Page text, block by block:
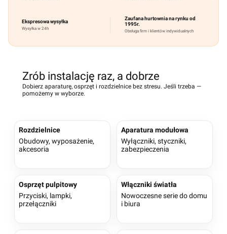
Ekspresowa wysyłka
Wysyłka w 24h
Zaufana hurtownia na rynku od
1995r.
Obsługa firm i klientów indywidualnych
Zrób instalację raz, a dobrze
Dobierz aparaturę, osprzęt i rozdzielnice bez stresu. Jeśli trzeba —
pomożemy w wyborze.
Rozdzielnice
Obudowy, wyposażenie,
akcesoria
Aparatura modułowa
Wyłączniki, styczniki,
zabezpieczenia
Osprzęt pulpitowy
Przyciski, lampki,
przełączniki
Włączniki światła
Nowoczesne serie do domu
i biura